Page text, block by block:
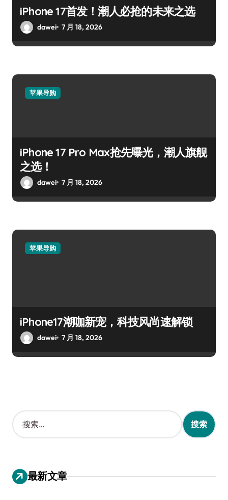
iPhone 17首发！潮人必抢的未来之选
dawei 7 月 18, 2026
苹果导购
iPhone 17 Pro Max抢先曝光，潮人旗舰
之选！
dawei 7 月 18, 2026
苹果导购
iPhone17潮咖新宠，科技风尚速解锁
dawei 7 月 18, 2026
搜
索
：
最新文章